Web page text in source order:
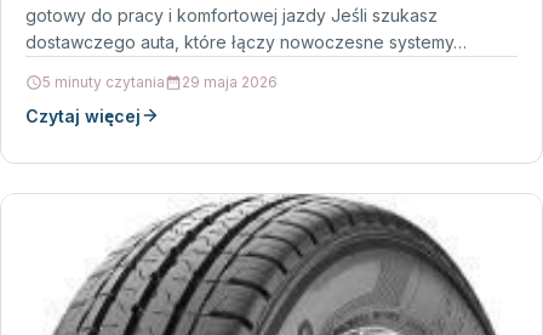
gotowy do pracy i komfortowej jazdy Jeśli szukasz
dostawczego auta, które łączy nowoczesne systemy…
5 minuty czytania 29 maja 2026
Czytaj więcej